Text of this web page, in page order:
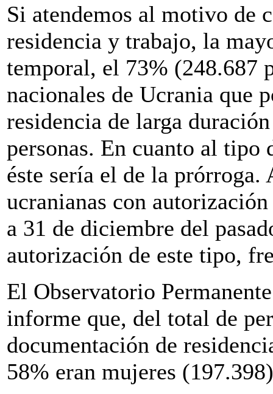
Si atendemos al motivo de
residencia y trabajo, la
temporal, el 73% (248.687
nacionales de Ucrania que
residencia de larga
personas. En cuanto al tipo
éste sería el de la prórroga.
ucranianas con
a 31 de diciembre del
autorización de este tipo,
El Observatorio
informe que, del total de
documentación de
58% eran mujeres